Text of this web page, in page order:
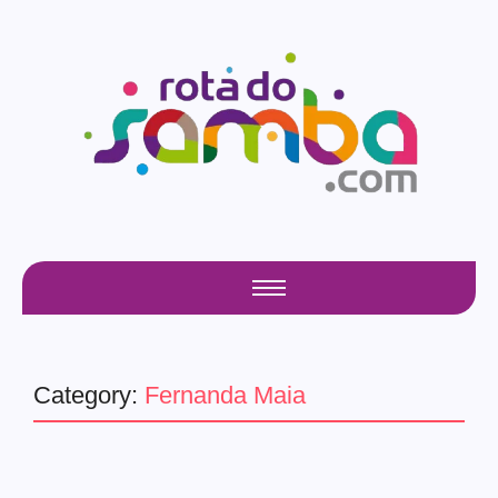
Category: Fernanda Maia